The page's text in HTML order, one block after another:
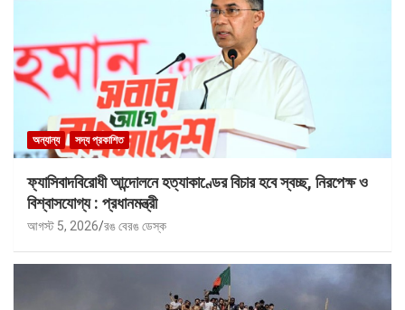
অন্যান্য সদ্য প্রকাশিত
ফ্যাসিবাদবিরোধী আন্দোলনে হত্যাকাণ্ডের বিচার হবে স্বচ্ছ, নিরপেক্ষ ও
বিশ্বাসযোগ্য : প্রধানমন্ত্রী
আগস্ট 5, 2026 রঙ বেরঙ ডেস্ক